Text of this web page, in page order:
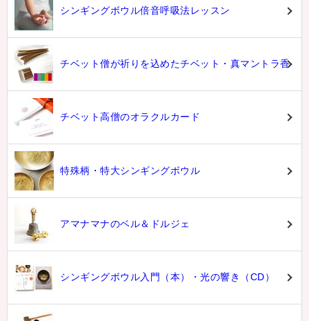
シンギングボウル倍音呼吸法レッスン
チベット僧が祈りを込めたチベット・真マントラ香
チベット高僧のオラクルカード
特殊柄・特大シンギングボウル
アマナマナのベル＆ドルジェ
シンギングボウル入門（本）・光の響き（CD）